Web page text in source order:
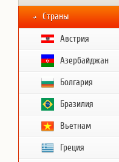
Страны
Австрия
Азербайджан
Болгария
Бразилия
Вьетнам
Греция